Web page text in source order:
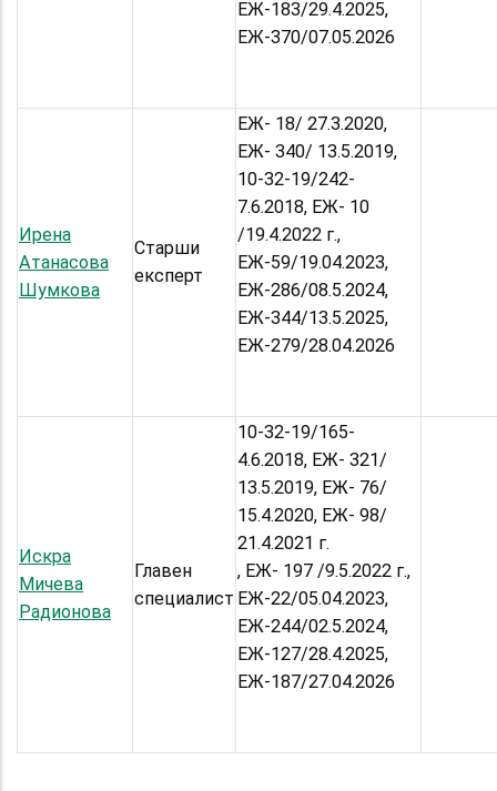
ЕЖ-183/29.4.2025,
ЕЖ-370/07.05.2026
Ирена
Атанасова
Шумкова
Старши
експерт
ЕЖ- 18/ 27.3.2020,
ЕЖ- 340/ 13.5.2019,
10-32-19/242-
7.6.2018, ЕЖ- 10
/19.4.2022 г.,
ЕЖ-59/19.04.2023,
ЕЖ-286/08.5.2024,
ЕЖ-344/13.5.2025,
ЕЖ-279/28.04.2026
Искра
Мичева
Радионова
Главен
специалист
10-32-19/165-
4.6.2018, ЕЖ- 321/
13.5.2019, ЕЖ- 76/
15.4.2020, ЕЖ- 98/
21.4.2021 г.
, ЕЖ- 197 /9.5.2022 г.,
ЕЖ-22/05.04.2023,
ЕЖ-244/02.5.2024,
ЕЖ-127/28.4.2025,
ЕЖ-187/27.04.2026